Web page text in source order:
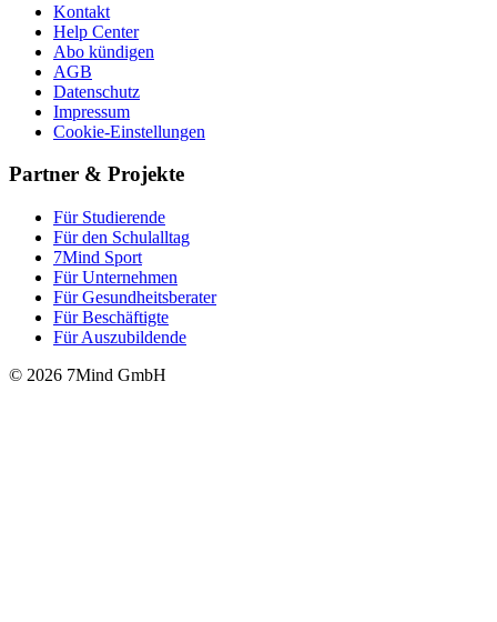
Kontakt
Help Center
Abo kündigen
AGB
Datenschutz
Impressum
Cookie-Einstellungen
Partner & Projekte
Für Stu­die­rende
Für den Schulalltag
7Mind Sport
Für Unter­neh­men
Für Gesund­heits­be­ra­ter
Für Beschäftigte
Für Auszubildende
© 2026 7Mind GmbH